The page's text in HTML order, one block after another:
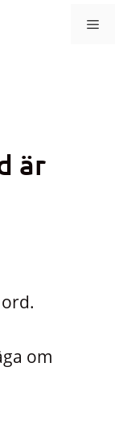
är
om